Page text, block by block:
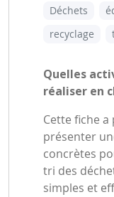
Déchets
recyclage
Quelles
réaliser en
Cette fiche
présenter
concrètes
tri des
simples et